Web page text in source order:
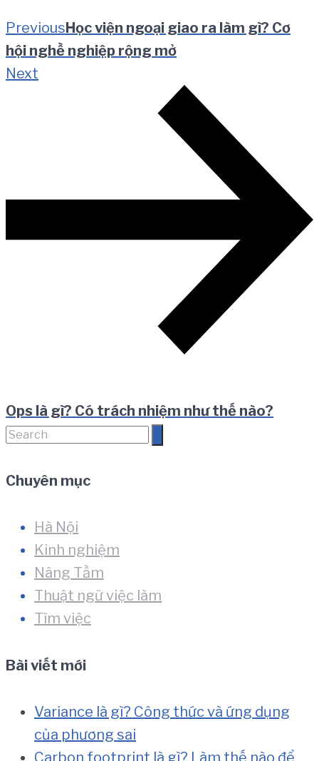
PreviousHọc viện ngoại giao ra làm gì? Cơ
hội nghề nghiệp rộng mở
Next
Ops là gì? Có trách nhiệm như thế nào?
Search
Chuyên mục
Hà Nội
Kinh nghiệm
Nâng Tầm
Thuật ngữ việc làm
Tìm việc
Bài viết mới
Variance là gì? Công thức và ứng dụng
của phương sai